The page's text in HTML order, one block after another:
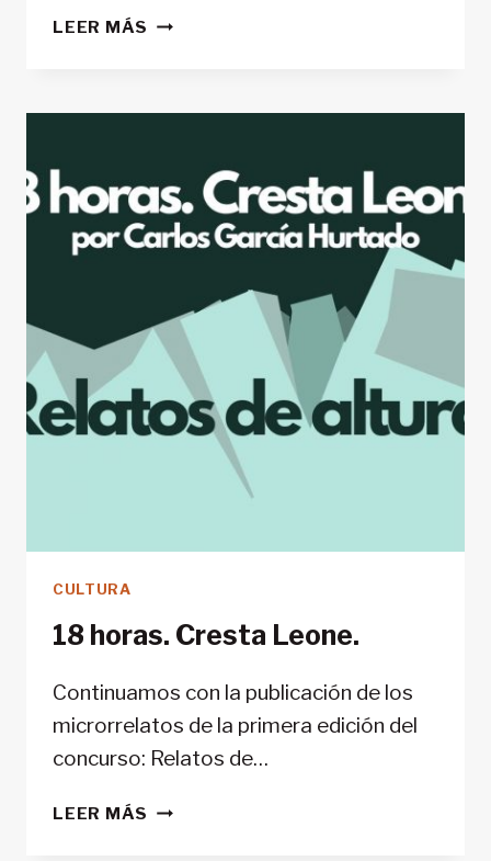
LEER MÁS 8000
CULTURA
18 horas. Cresta Leone.
Continuamos con la publicación de los
microrrelatos de la primera edición del
concurso: Relatos de…
LEER MÁS 18